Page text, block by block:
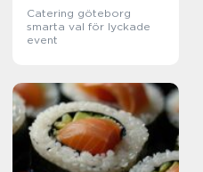
Catering göteborg
smarta val för lyckade
event